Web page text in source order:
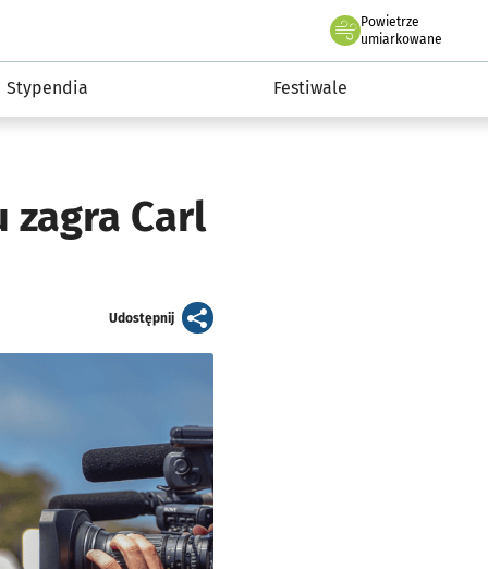
Powietrze
we Wrocławiu
umiarkowane
Stypendia Festiwale
zagra Carl
Udostępnijartykuł